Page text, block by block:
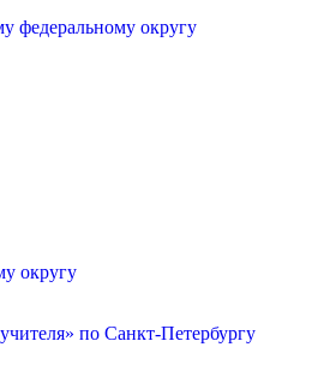
федеральному округу
округу
по Санкт-Петербургу